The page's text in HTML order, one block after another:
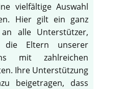
vielfältige Auswahl
Hier gilt ein ganz
alle Unterstützer,
die Eltern unserer
mit zahlreichen
Ihre Unterstützung
beigetragen, dass